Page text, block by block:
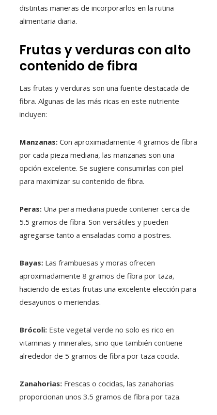
distintas maneras de incorporarlos en la rutina
alimentaria diaria.
Frutas y verduras con alto
contenido de fibra
Las frutas y verduras son una fuente destacada de
fibra. Algunas de las más ricas en este nutriente
incluyen:
Manzanas: Con aproximadamente 4 gramos de fibra
por cada pieza mediana, las manzanas son una
opción excelente. Se sugiere consumirlas con piel
para maximizar su contenido de fibra.
Peras: Una pera mediana puede contener cerca de
5.5 gramos de fibra. Son versátiles y pueden
agregarse tanto a ensaladas como a postres.
Bayas: Las frambuesas y moras ofrecen
aproximadamente 8 gramos de fibra por taza,
haciendo de estas frutas una excelente elección para
desayunos o meriendas.
Brócoli: Este vegetal verde no solo es rico en
vitaminas y minerales, sino que también contiene
alrededor de 5 gramos de fibra por taza cocida.
Zanahorias: Frescas o cocidas, las zanahorias
proporcionan unos 3.5 gramos de fibra por taza.